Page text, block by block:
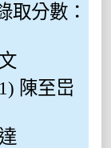
取分數：
陳至岊